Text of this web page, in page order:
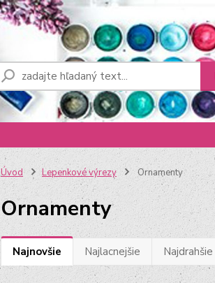
Úvod Lepenkové výrezy Ornamenty
Ornamenty
Najnovšie Najlacnejšie Najdrahšie